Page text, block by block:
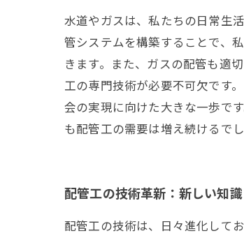
水道やガスは、私たちの日常生
管システムを構築することで、
きます。また、ガスの配管も適
工の専門技術が必要不可欠です
会の実現に向けた大きな一歩で
も配管工の需要は増え続けるでし
配管工の技術革新：新しい知
配管工の技術は、日々進化して